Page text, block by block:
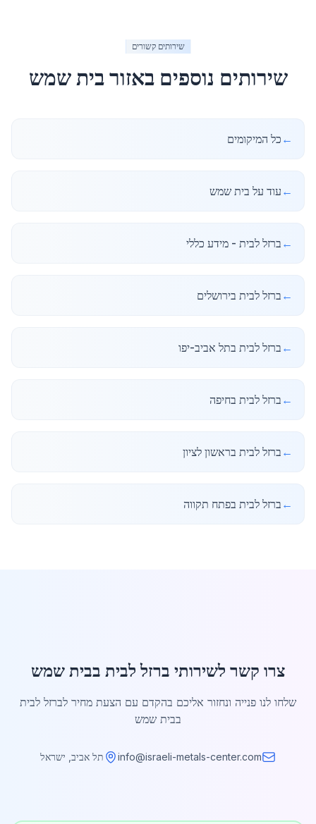
שירותים קשורים
שירותים נוספים באזורבית שמש
← כל המיקומים
← עוד על בית שמש
← ברזל לבית - מידע כללי
← ברזל לבית בירושלים
← ברזל לבית בתל אביב-יפו
← ברזל לבית בחיפה
← ברזל לבית בראשון לציון
← ברזל לבית בפתח תקווה
צרו קשר לשירותי ברזל לבית בבית שמש
שלחו לנו פנייה ונחזור אליכם בהקדם עם הצעת מחיר לברזל לבית
בבית שמש
info@israeli-metals-center.com תל אביב, ישראל